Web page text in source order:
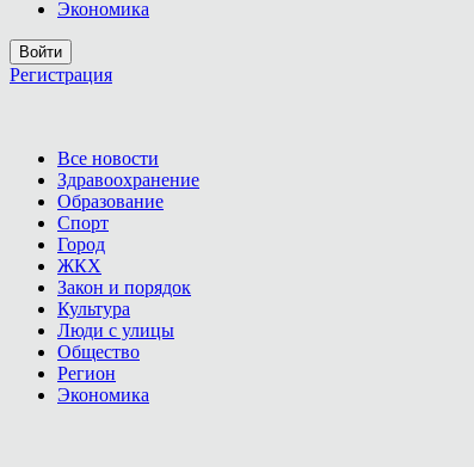
Экономика
Войти
Регистрация
Все новости
Здравоохранение
Образование
Спорт
Город
ЖКХ
Закон и порядок
Культура
Люди с улицы
Общество
Регион
Экономика